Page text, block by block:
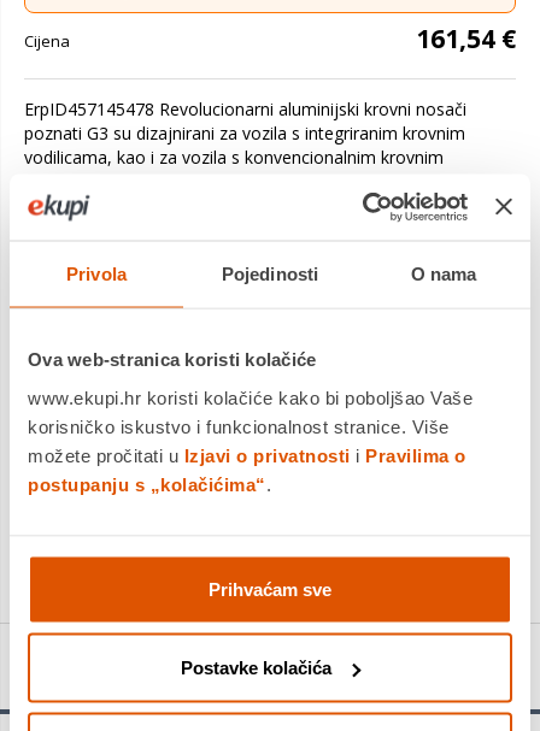
Privola Pojedinosti O nama
Ova web-stranica koristi kolačiće
www.ekupi.hr koristi kolačiće kako bi poboljšao Vaše
korisničko iskustvo i funkcionalnost stranice. Više
možete pročitati u Izjavi o privatnosti i Pravilima o
postupanju s „kolačićima“
Prihvaćam sve
Postavke kolačića
Cijena 161,54 €
ErpID457145478 Revolucionarni aluminijski krovni nosači
poznati G3 su dizajnirani za vozila s integriranim krovnim
vodilicama, kao i za vozila s konvencionalnim krovnim
Platite gotovinom pri preuzimanju, Internet bankarstvom, karticama
jednokratno i na rate
Povrat robe moguć unutar 14 dana
DODAJTE U KOŠARICU